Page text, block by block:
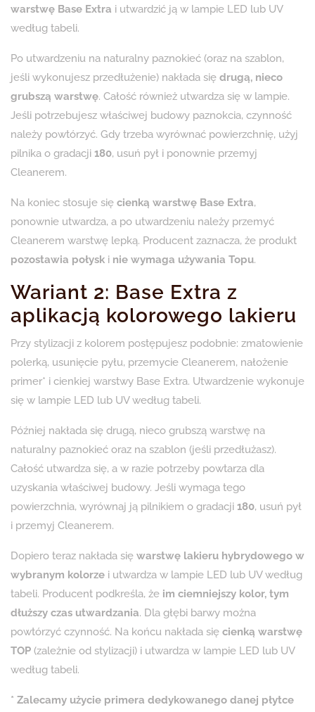
warstwę Base Extra i utwardzić ją w lampie LED lub UV
według tabeli.
Po utwardzeniu na naturalny paznokieć (oraz na szablon,
jeśli wykonujesz przedłużenie) nakłada się drugą, nieco
grubszą warstwę. Całość również utwardza się w lampie.
Jeśli potrzebujesz właściwej budowy paznokcia, czynność
należy powtórzyć. Gdy trzeba wyrównać powierzchnię, użyj
pilnika o gradacji 180, usuń pył i ponownie przemyj
Cleanerem.
Na koniec stosuje się cienką warstwę Base Extra,
ponownie utwardza, a po utwardzeniu należy przemyć
Cleanerem warstwę lepką. Producent zaznacza, że produkt
pozostawia połysk i nie wymaga używania Topu.
Wariant 2: Base Extra z
aplikacją kolorowego lakieru
Przy stylizacji z kolorem postępujesz podobnie: zmatowienie
polerką, usunięcie pyłu, przemycie Cleanerem, nałożenie
primer* i cienkiej warstwy Base Extra. Utwardzenie wykonuje
się w lampie LED lub UV według tabeli.
Później nakłada się drugą, nieco grubszą warstwę na
naturalny paznokieć oraz na szablon (jeśli przedłużasz).
Całość utwardza się, a w razie potrzeby powtarza dla
uzyskania właściwej budowy. Jeśli wymaga tego
powierzchnia, wyrównaj ją pilnikiem o gradacji 180, usuń pył
i przemyj Cleanerem.
Dopiero teraz nakłada się warstwę lakieru hybrydowego w
wybranym kolorze i utwardza w lampie LED lub UV według
tabeli. Producent podkreśla, że im ciemniejszy kolor, tym
dłuższy czas utwardzania. Dla głębi barwy można
powtórzyć czynność. Na końcu nakłada się cienką warstwę
TOP (zależnie od stylizacji) i utwardza w lampie LED lub UV
według tabeli.
* Zalecamy użycie primera dedykowanego danej płytce